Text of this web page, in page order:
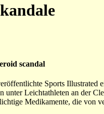
scandal
Sports Illustrated
unter Leichtathleten an der
Medikamente, die von